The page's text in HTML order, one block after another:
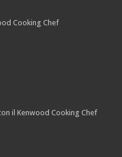
Cooking Chef
il Kenwood Cooking Chef